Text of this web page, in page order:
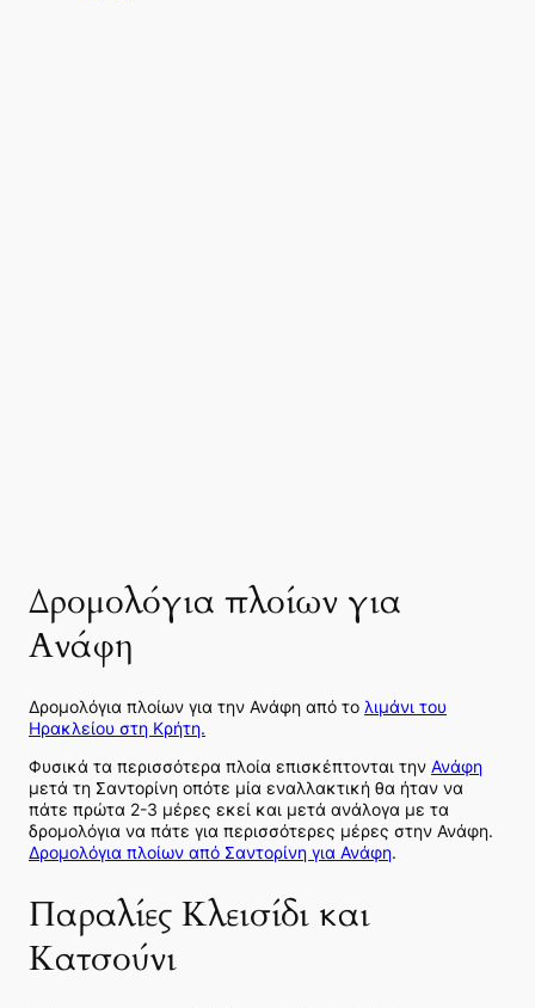
Δρομολόγια πλοίων για
Ανάφη
Δρομολόγια πλοίων για την Ανάφη από το λιμάνι του
Ηρακλείου στη Κρήτη.
Φυσικά τα περισσότερα πλοία επισκέπτονται την Ανάφη
μετά τη Σαντορίνη οπότε μία εναλλακτική θα ήταν να
πάτε πρώτα 2-3 μέρες εκεί και μετά ανάλογα με τα
δρομολόγια να πάτε για περισσότερες μέρες στην Ανάφη.
Δρομολόγια πλοίων από Σαντορίνη για Ανάφη.
Παραλίες Κλεισίδι και
Κατσούνι